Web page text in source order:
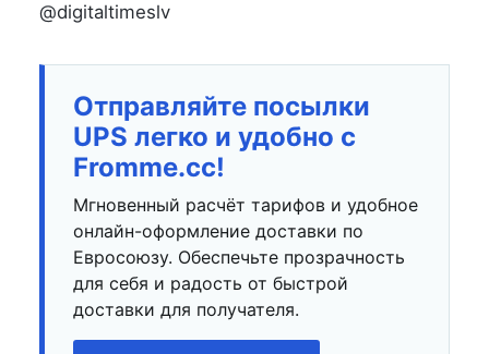
@digitaltimeslv
Отправляйте посылки
UPS легко и удобно с
Fromme.cc!
Мгновенный расчёт тарифов и удобное
онлайн-оформление доставки по
Евросоюзу. Обеспечьте прозрачность
для себя и радость от быстрой
доставки для получателя.